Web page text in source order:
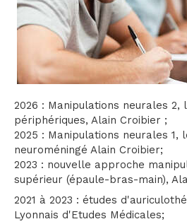
2026 : Manipulations neurales 2,
périphériques, Alain Croibier ;
2025 : Manipulations neurales 1,
neuroméningé Alain Croibier;
2023 : nouvelle approche
supérieur (épaule-bras-main),
2021 à 2023 : études
Lyonnais d'Etudes Médicales;